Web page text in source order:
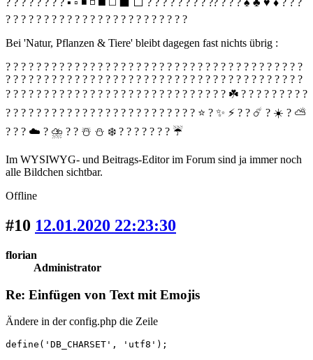
? ? ? ? ? ? ? ? ▪️ ▫️ ◾️ ◽️ ◼️ ◻️ ⬛️ ⬜️ ? ? ? ? ? ? ? ? ?? ? ? ? ♠️ ♣️ ♥️ ♦️ ? ? ?️
? ? ? ? ? ? ? ? ? ? ? ? ? ? ? ? ? ? ? ? ? ? ? ?
Bei 'Natur, Pflanzen & Tiere' bleibt dagegen fast nichts übrig :
? ? ? ? ? ? ? ? ? ? ? ? ? ? ? ? ? ? ? ? ? ? ? ? ? ? ? ? ? ? ? ? ? ? ? ? ? ? ?
? ? ? ? ? ? ? ? ? ? ? ? ? ? ? ? ? ? ? ? ? ? ? ? ? ? ? ? ? ? ? ? ? ? ? ? ? ? ?
? ? ? ? ? ? ? ? ? ? ? ? ? ? ? ? ? ? ? ? ? ? ? ? ? ? ? ? ? ☘️ ? ? ? ? ? ? ? ? ?
? ? ? ? ? ? ? ? ? ? ? ? ? ? ? ? ? ? ? ? ? ? ? ? ? ⭐️ ? ✨ ⚡️ ? ? ☄️ ? ☀️ ? ⛅️
? ? ? ☁️ ? ⛈ ? ? ☃️ ⛄️ ❄️ ? ? ? ? ? ? ? ☔️
Im WYSIWYG- und Beitrags-Editor im Forum sind ja immer noch
alle Bildchen sichtbar.
Offline
#10 12.01.2020 22:23:30
florian
Administrator
Re: Einfügen von Text mit Emojis
Ändere in der config.php die Zeile
define('DB_CHARSET', 'utf8');